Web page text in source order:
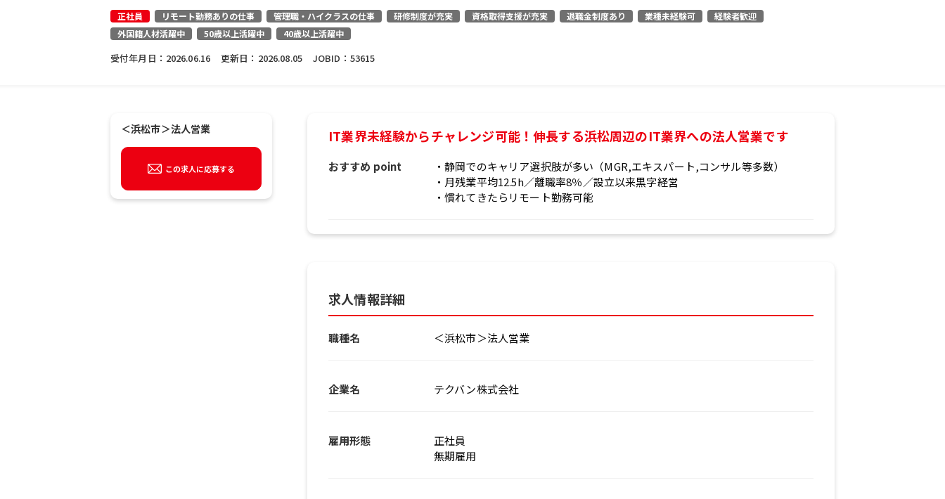
正社員 リモート勤務ありの仕事 管理職・ハイクラスの仕事 研修制度が充実 資格取得支援が充実 退職金制度あり 業種未経験可
経験者歓迎
外国籍人材活躍中
50歳以上活躍中 40歳以上活躍中
受付年月日： 2026.06.16 更新日： 2026.08.05 JOBID： 53615
＜浜松市＞法人営業
この求人に応募する
IT業界未経験からチャレンジ可能！伸長する浜松周辺のIT業界への法人営業です
おすすめ point
・静岡でのキャリア選択肢が多い（MGR,エキスパート,コンサル等多数）
・月残業平均12.5h／離職率8％／設立以来黒字経営
・慣れてきたらリモート勤務可能
求人情報詳細
職種名 ＜浜松市＞法人営業
企業名 テクバン株式会社
雇用形態
正社員
無期雇用